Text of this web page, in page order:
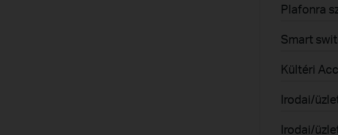
Plafonra
Smart
Kültéri
Irodai/
Irodai/